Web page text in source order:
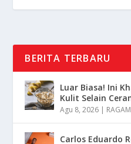
BERITA TERBARU
Luar Biasa! Ini
Kulit Selain
Agu 8, 2026 | RAGAM
Carlos Eduardo